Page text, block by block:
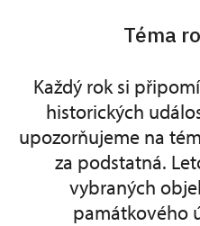
Téma
Každý rok si
historických
upozorňujeme na
za podstatná.
vybraných
památkového